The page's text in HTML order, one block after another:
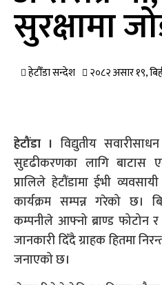
सुरक्षामा
हेटौँडा सन्देश २०८२ असार १९,
हेटौंडा । विद्युतीय
सुदृढीकरणका लागि बाटास
प्रालिले हेटौंडामा ईभी
कार्यक्रम सम्पन्न गरेको छ।
कम्पनीले आफ्नो ब्राण्ड फोटोन
जानकारी दिँदै ग्राहक हितमा
जनाएको छ।